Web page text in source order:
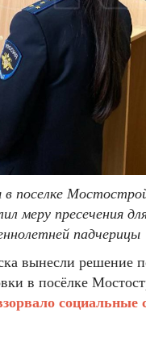
поселке
меру пресечения
падчерицы
вынесли решение
в посёлке